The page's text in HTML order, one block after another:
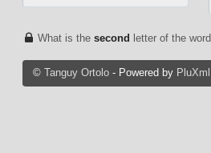
What is the second letter of the word
© Tanguy Ortolo- Powered by PluXml